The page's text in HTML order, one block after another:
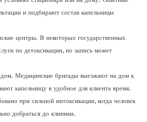
и подбирают состав капельницы
центры. В некоторых государственных
по детоксикации, но запись может
Медицинские бригады выезжают на дом к
капельницу в удобное для клиента время.
при сильной интоксикации, когда человек
добраться до клиники.